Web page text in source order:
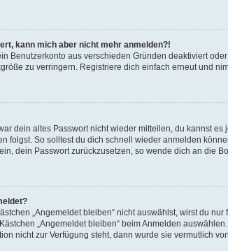
kann mich aber nicht mehr anmelden?!
Benutzerkonto aus verschieden Gründen deaktiviert
zu verringern. Registriere dich einfach erneut und
dein altes Passwort nicht wieder mitteilen, du kannst
folgst. So solltest du dich schnell wieder anmelden
dein Passwort zurückzusetzen, so wende dich an die
„Angemeldet bleiben“ nicht auswählst, wirst du
„Angemeldet bleiben“ beim Anmelden
nicht zur Verfügung steht, dann wurde sie vermutlich